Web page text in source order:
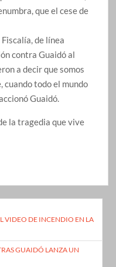
que el cese de
de línea
contra Guaidó al
a decir que somos
cuando todo el mundo
Guaidó.
la tragedia que vive
VIDEO DE INCENDIO EN LA
GUAIDÓ LANZA UN